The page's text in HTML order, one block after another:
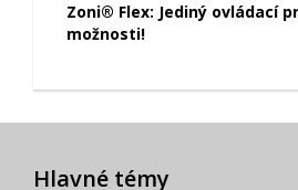
Zoni® Flex: Jediný ovládací
možnosti!
Hlavné témy